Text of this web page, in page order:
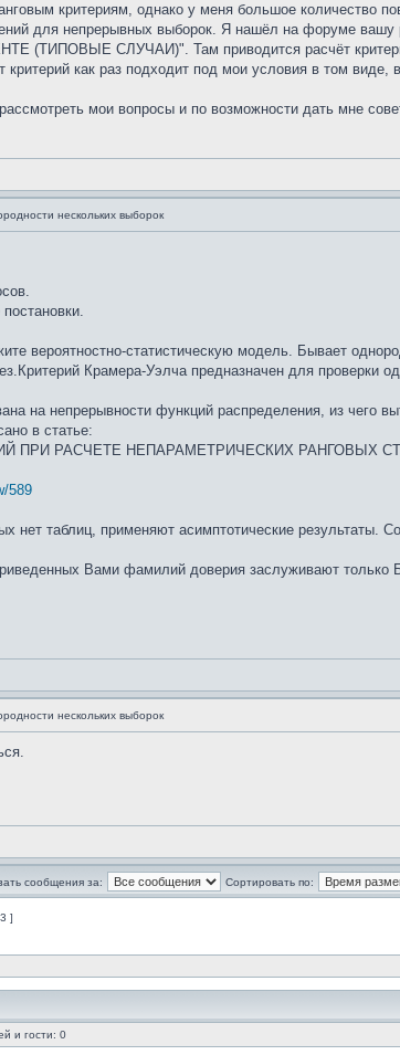
критериям, однако у меня большое количество
для непрерывных выборок. Я нашёл на форуме
СЛУЧАИ)". Там приводится расчёт критерия
критерий как раз подходит под мои условия в том виде,
мои вопросы и по возможности дать мне
нескольких выборок
вероятностно-статистическую модель. Бывает
Крамера-Уэлча предназначен для проверки
на непрерывности функций распределения, из
в статье:
ПРИ РАСЧЕТЕ НЕПАРАМЕТРИЧЕСКИХ РАНГОВЫХ
589
нет таблиц, применяют асимптотические результаты.
Вами фамилий доверия заслуживают только
нескольких выборок
сообщения за: Сортировать по:
]
и гости: 0